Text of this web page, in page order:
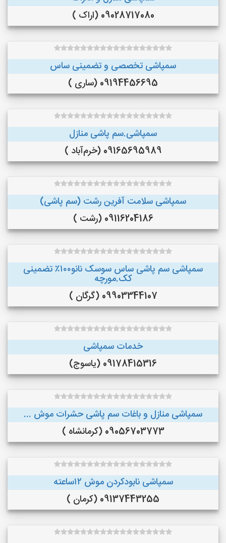
09028717080 (اراک )
سمپاشی تخصصی و تضمینی ساس
09194456695 (ساری )
سمپاشی.سم پاشی منازل
09165695989 (خرم‌آباد )
سمپاشی سلامت آفرین رشت (سم پاشی)
09116204186 (رشت )
سمپاشی سم پاشی ساس سوسک نانو۱۰۰٪ تضمینی
کک.مورچه
09903344107 (گرگان )
خدمات سمپاشی
09178415316 (یاسوج)
سمپاشی منازل و باغات سم پاشی حشرات موش ...
09056703773 (کرمانشاه )
سمپاشی نابودکردن موش ۱۲ساعته
09137443255 (کرمان )